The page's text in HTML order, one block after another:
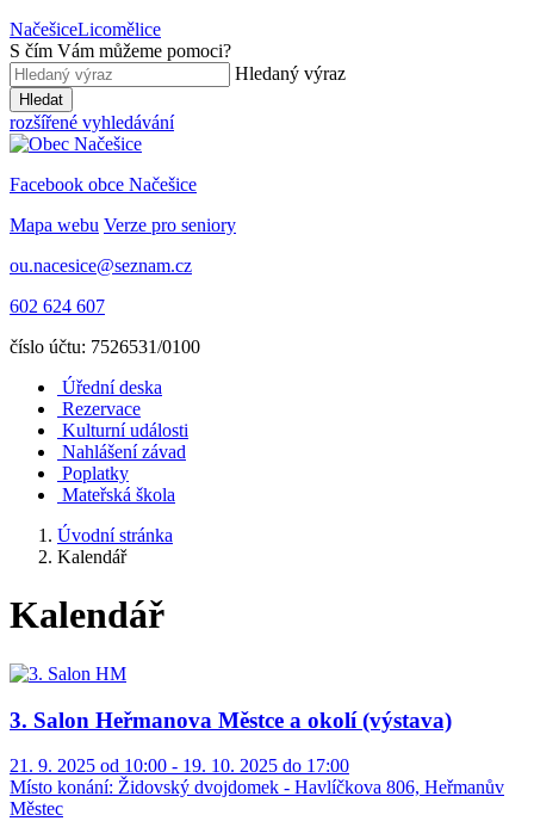
NačešiceLicomělice
S čím Vám můžeme pomoci?
Hledaný výraz
Hledat
rozšířené vyhledávání
Facebook obce Načešice
Mapa webu Verze pro seniory
ou.nacesice@seznam.cz
602 624 607
číslo účtu: 7526531/0100
Úřední deska
Rezervace
Kulturní události
Nahlášení závad
Poplatky
Mateřská škola
Úvodní stránka
Kalendář
Kalendář
3. Salon Heřmanova Městce a okolí (výstava)
21. 9. 2025 od 10:00 - 19. 10. 2025 do 17:00
Místo konání: Židovský dvojdomek - Havlíčkova 806, Heřmanův
Městec